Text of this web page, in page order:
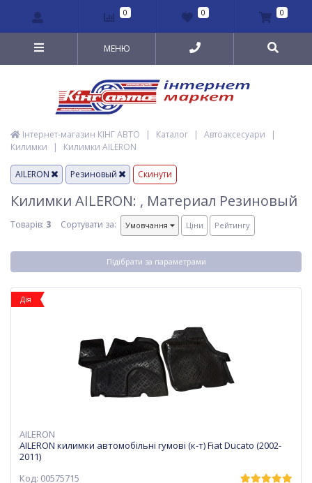
0 0 0
МЕНЮ
Інтернет-магазин КІНГ АВТО | Каталог | Автоаксесуари
|
Килимки
| Килимки AILERON
AILERON Резиновый Скинути
Килимки AILERON: , Материал Резиновый
Товарів: 3 Сортувати за: Умовчання Ціни Рейтингу
Підібрати за параметрами
Дія
AILERON
AILERON килимки автомобільні гумові (к-т) Fiat Ducato (2002-
2011)
Код: 00575715